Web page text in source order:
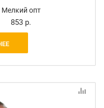
Мелкий опт
853 р.